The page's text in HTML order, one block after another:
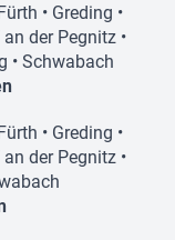
• Greding •
der Pegnitz •
• Schwabach
• Greding •
der Pegnitz •